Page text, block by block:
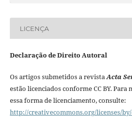
LICENÇA
Declaração de Direito Autoral
Os artigos submetidos a revista Acta
estão licenciados conforme CC BY.
essa forma de licenciamento, consulte:
http://creativecommons.org/licenses/by/